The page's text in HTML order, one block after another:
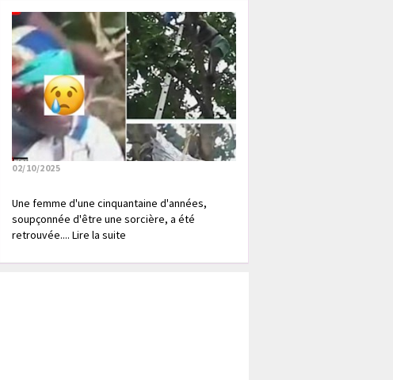
02/10/2025
Une femme d'une cinquantaine d'années,
soupçonnée d'être une sorcière, a été
retrouvée.... Lire la suite